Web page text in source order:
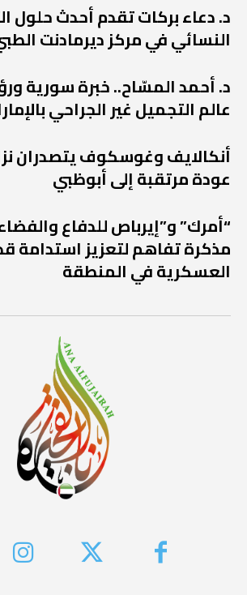
د. دعاء بركات تقدم أحدث حلول
النسائي في مركز ديرمادنت
د. أحمد المسّاح.. خبرة سورية
عالم التجميل غير الجراحي
عودة مرتقبة إلى أبوظبي
“أمرك” و”إيرباص للدفاع
مذكرة تفاهم لتعزيز استدامة
العسكرية في المنطقة